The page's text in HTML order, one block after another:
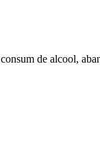
de alcool,